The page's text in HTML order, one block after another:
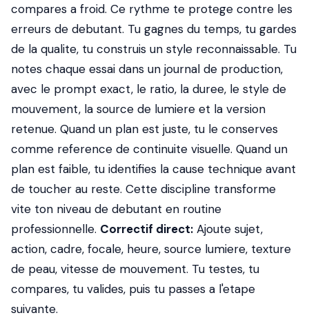
compares a froid. Ce rythme te protege contre les
erreurs de debutant. Tu gagnes du temps, tu gardes
de la qualite, tu construis un style reconnaissable. Tu
notes chaque essai dans un journal de production,
avec le prompt exact, le ratio, la duree, le style de
mouvement, la source de lumiere et la version
retenue. Quand un plan est juste, tu le conserves
comme reference de continuite visuelle. Quand un
plan est faible, tu identifies la cause technique avant
de toucher au reste. Cette discipline transforme
vite ton niveau de debutant en routine
professionnelle. Correctif direct: Ajoute sujet,
action, cadre, focale, heure, source lumiere, texture
de peau, vitesse de mouvement. Tu testes, tu
compares, tu valides, puis tu passes a l'etape
suivante.